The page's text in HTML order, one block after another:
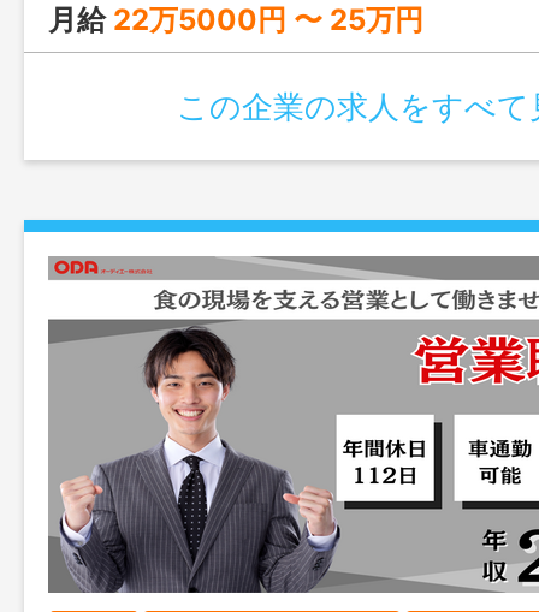
月給 22万5000円 〜 25万円
この企業の求人をすべて